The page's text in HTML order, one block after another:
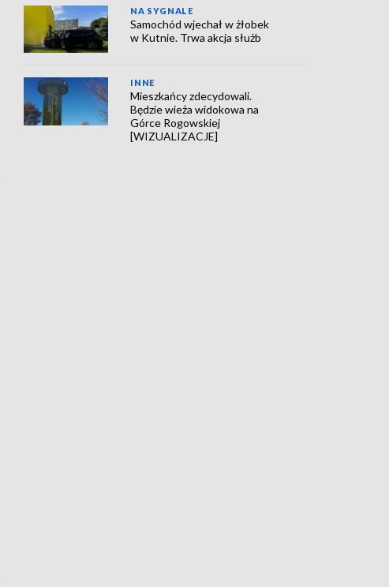
NA SYGNALE
Samochód wjechał w żłobek
w Kutnie. Trwa akcja służb
INNE
Mieszkańcy zdecydowali.
Będzie wieża widokowa na
Górce Rogowskiej
[WIZUALIZACJE]